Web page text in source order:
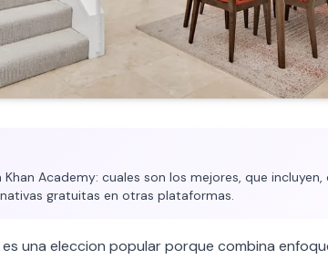
Academy: cuales son los mejores, que
gratuitas en otras plataformas.
es una eleccion popular porque combina